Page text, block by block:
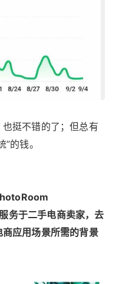
挺不错的了；但总有
的钱。
服务于二手电商卖家，去
应用场景所需的背景